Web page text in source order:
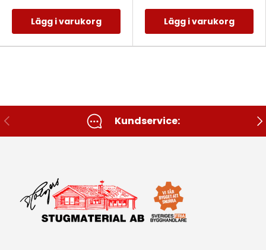
Lägg i varukorg Lägg i varukorg
Tidigare Kundservice: